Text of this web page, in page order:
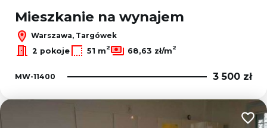
Mieszkanie na wynajem
Warszawa, Targówek
2 pokoje
51 m2 68,63 zł/m2
MW-11400 3 500 zł